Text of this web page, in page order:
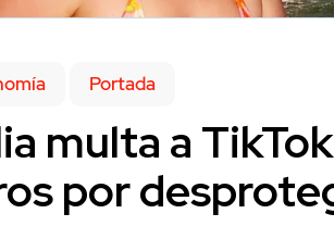
Portada
multa a
por